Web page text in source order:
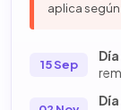
aplica
15 Sep